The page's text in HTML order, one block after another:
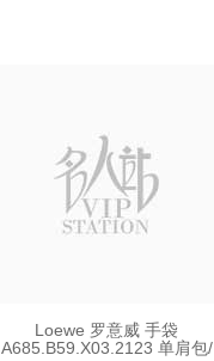
Loewe 罗意威 手袋
A685.B59.X03.2123 单肩包/